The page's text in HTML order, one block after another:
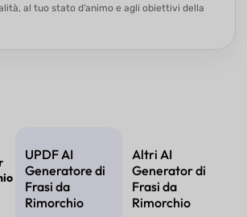
al tuo stato d’animo e agli obiettivi della
UPDF AI
Generatore di
Frasi da
Rimorchio
Altri AI
Generator di
Frasi da
Rimorchio